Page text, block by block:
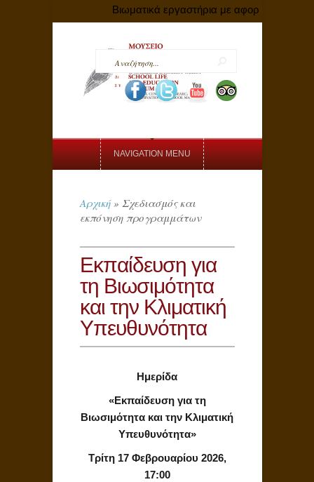
Βιωματικά εργαστήρια με αφορμή τις
NAVIGATION MENU
Αρχική » Σχεδιασμός και
εκπόνηση προγραμμάτων
Εκπαίδευση για
τη Βιωσιμότητα
και την Κλιματική
Υπευθυνότητα
Ημερίδα
«Εκπαίδευση για τη
Βιωσιμότητα και την Κλιματική
Υπευθυνότητα»
Τρίτη 17 Φεβρουαρίου 2026,
17:00